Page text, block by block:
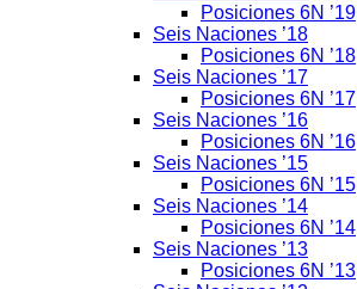
Posiciones 6N ’19
Seis Naciones ’18
Posiciones 6N ’18
Seis Naciones ’17
Posiciones 6N ’17
Seis Naciones ’16
Posiciones 6N ’16
Seis Naciones ’15
Posiciones 6N ’15
Seis Naciones ’14
Posiciones 6N ’14
Seis Naciones ’13
Posiciones 6N ’13